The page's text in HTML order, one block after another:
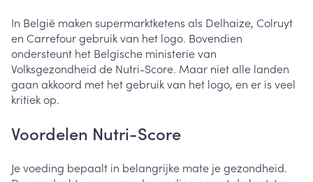
In België maken supermarktketens als Delhaize, Colruyt
en Carrefour gebruik van het logo. Bovendien
ondersteunt het Belgische ministerie van
Volksgezondheid de Nutri-Score. Maar niet alle landen
gaan akkoord met het gebruik van het logo, en er is veel
kritiek op.
Voordelen Nutri-Score
Je voeding bepaalt in belangrijke mate je gezondheid.